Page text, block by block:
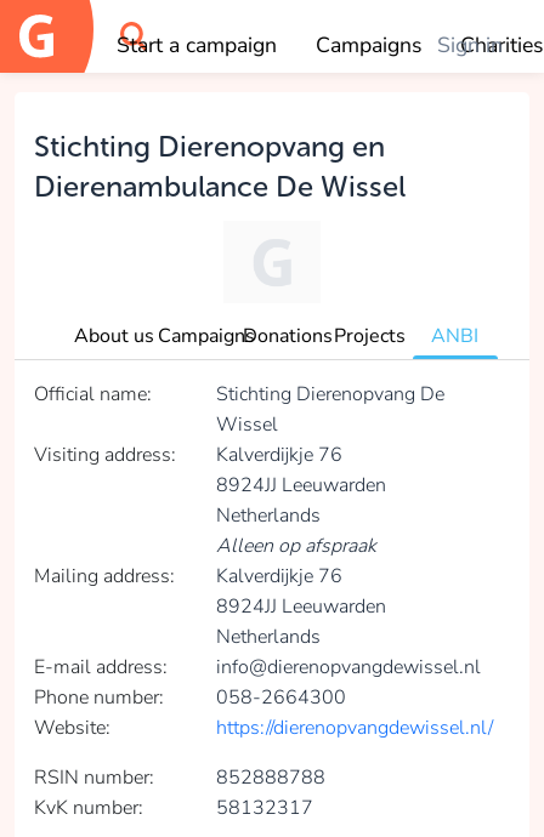
Start a campaign Campaigns Charities
Sign in
OK
Stichting Dierenopvang en
Dierenambulance De Wissel
About us CampaignsDonationsProjects ANBI
Official name:
Stichting Dierenopvang De
Wissel
Visiting address:
Kalverdijkje 76
8924JJ Leeuwarden
Netherlands
Alleen op afspraak
Mailing address:
Kalverdijkje 76
8924JJ Leeuwarden
Netherlands
E-mail address:
info@dierenopvangdewissel.nl
Phone number:
058-2664300
Website:
https://dierenopvangdewissel.nl/
RSIN number:
852888788
KvK number:
58132317